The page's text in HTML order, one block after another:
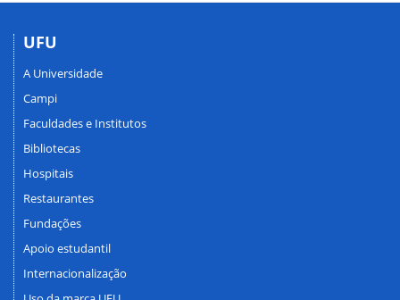
UFU
A Universidade
Campi
Faculdades e Institutos
Bibliotecas
Hospitais
Restaurantes
Fundações
Apoio estudantil
Internacionalização